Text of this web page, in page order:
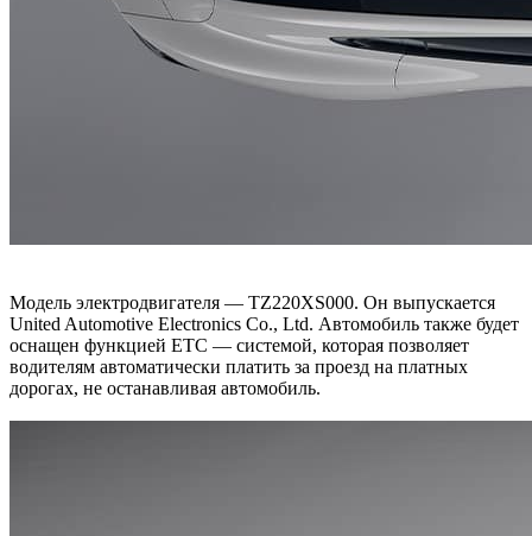
Модель электродвигателя — TZ220XS000. Он выпускается
United Automotive Electronics Co., Ltd. Автомобиль также будет
оснащен функцией ETC — системой, которая позволяет
водителям автоматически платить за проезд на платных
дорогах, не останавливая автомобиль.